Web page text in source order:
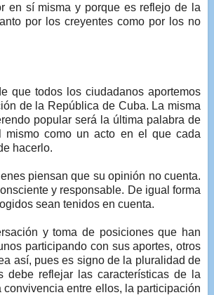
en sí misma y porque es reflejo de la
por los creyentes como por los no
que todos los ciudadanos aportemos
de la República de Cuba. La misma
popular será la última palabra de
mismo como un acto en el que cada
hacerlo.
piensan que su opinión no cuenta.
y responsable. De igual forma
sean tenidos en cuenta.
y toma de posiciones que han
participando con sus aportes, otros
así, pues es signo de la pluralidad de
debe reflejar las características de la
entre ellos, la participación